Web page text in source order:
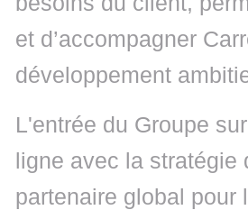
et d’accompagner
développement
L'entrée du Groupe
ligne avec la stratégie
partenaire global pour